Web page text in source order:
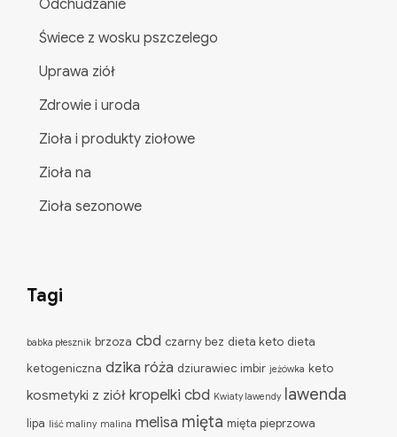
Odchudzanie
Świece z wosku pszczelego
Uprawa ziół
Zdrowie i uroda
Zioła i produkty ziołowe
Zioła na
Zioła sezonowe
Tagi
babka płesznik brzoza cbd czarny bez dieta keto dieta
ketogeniczna dzika róża dziurawiec imbir jeżówka keto
kosmetyki z ziół kropelki cbd Kwiaty lawendy lawenda
lipa liść maliny malina melisa mięta mięta pieprzowa